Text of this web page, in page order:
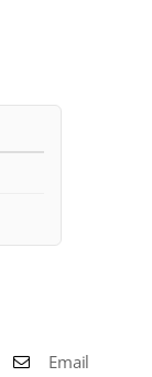
Email